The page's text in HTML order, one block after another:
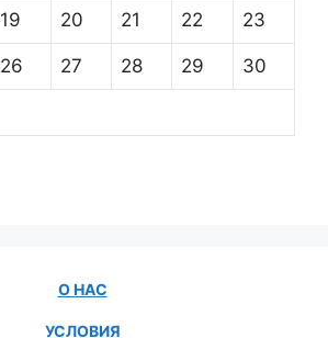
19 20 21 22 23
26 27 28 29 30
О НАС
УСЛОВИЯ